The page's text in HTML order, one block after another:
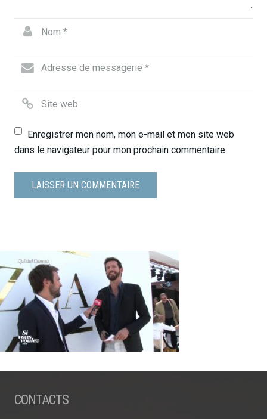
Enregistrer mon nom, mon e-mail et mon site web
dans le navigateur pour mon prochain commentaire.
CONTACTS